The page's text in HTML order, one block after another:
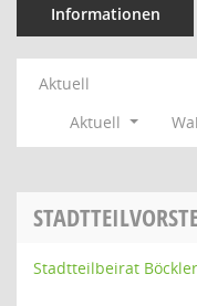
Informationen
Aktuell
Aktuell
Stadtteilbeirat